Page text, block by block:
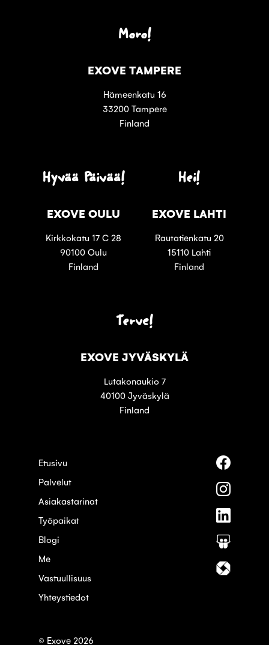
Moro!
EXOVE TAMPERE
Hämeenkatu 16
33200 Tampere
Finland
Hyvää Päivää!
EXOVE OULU
Kirkkokatu 17 C 28
90100 Oulu
Finland
Hei!
EXOVE LAHTI
Rautatienkatu 20
15110 Lahti
Finland
Terve!
EXOVE JYVÄSKYLÄ
Lutakonaukio 7
40100 Jyväskylä
Finland
Etusivu
Palvelut
Asiakastarinat
Työpaikat
Blogi
Me
Vastuullisuus
Yhteystiedot
© Exove 2026